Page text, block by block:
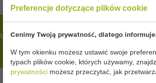
Preferencje dotyczące plików cookie
Cenimy Twoją prywatność, dlatego
W tym okienku możesz ustawić swoje
typach plików cookie, których używamy,
prywatności możesz przeczytać, jak
USTAWIENIA
COOKIE
Maszyny
O
Firma